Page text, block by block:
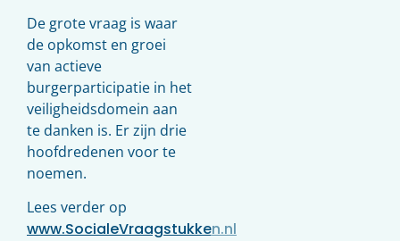
De grote vraag is waar
de opkomst en groei
van actieve
burgerparticipatie in het
veiligheidsdomein aan
te danken is. Er zijn drie
hoofdredenen voor te
noemen.
Lees verder op
www.SocialeVraagstukken.nl